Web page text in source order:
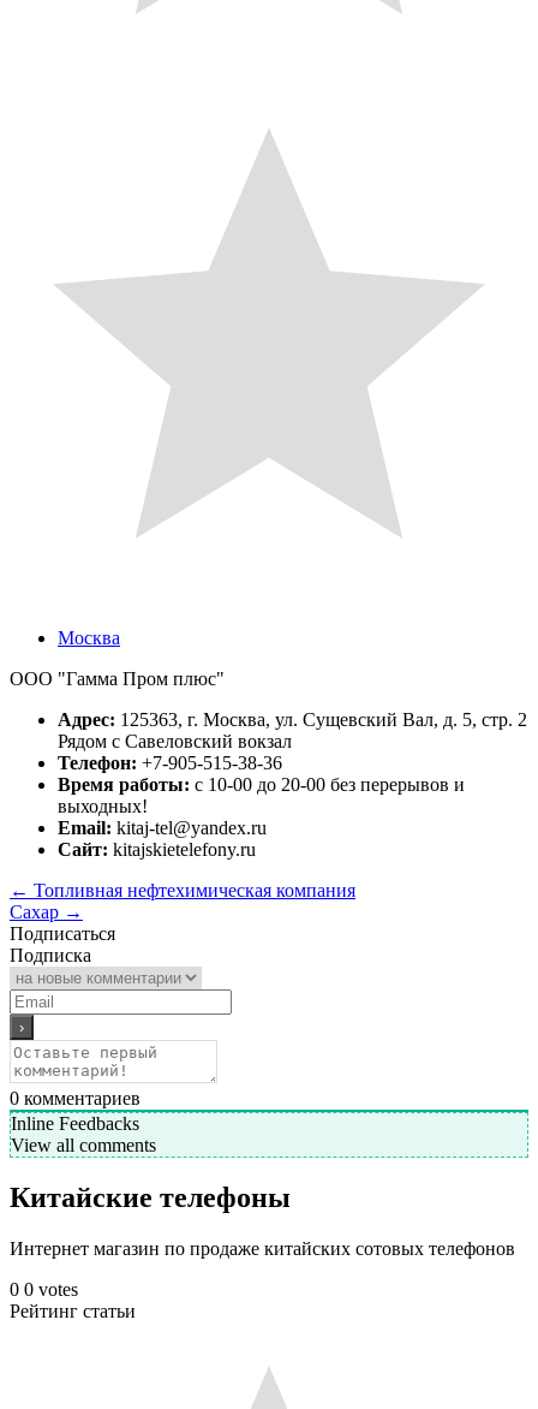
Москва
ООО "Гамма Пром плюс"
Адрес: 125363, г. Москва, ул. Сущевский Вал, д. 5, стр. 2
Рядом с Савеловский вокзал
Телефон: +7-905-515-38-36
Время работы: c 10-00 до 20-00 без перерывов и
выходных!
Email: kitaj-tel@yandex.ru
Сайт: kitajskietelefony.ru
← Топливная нефтехимическая компания
Сахар →
Подписаться
Подписка
0 комментариев
Inline Feedbacks
View all comments
Китайские телефоны
Интернет магазин по продаже китайских сотовых телефонов
0 0 votes
Рейтинг статьи